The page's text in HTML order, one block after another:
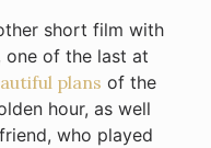
short film with
one of the last at
plans of the
hour, as well
who played